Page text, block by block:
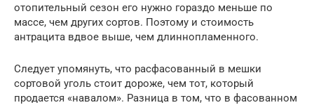
отопительный сезон его нужно гораздо меньше по
массе, чем других сортов. Поэтому и стоимость
антрацита вдвое выше, чем длиннопламенного.
Следует упомянуть, что расфасованный в мешки
сортовой уголь стоит дороже, чем тот, который
продается «навалом». Разница в том, что в фасованном